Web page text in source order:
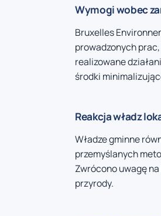
Wymogi wobec
Bruxelles
prowadzonych
realizowane
środki
Reakcja władz
Władze gminne
przemyślanych
Zwrócono uwagę
przyrody.